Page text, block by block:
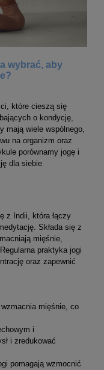
wybrać, aby
które cieszą się
o kondycję,
mają wiele wspólnego,
na organizm oraz
porównamy jogę i
dla siebie.
z Indii, która łączy
Składa się z
mięśnie,
praktyka jogi
oraz zapewnić
mięśnie, co
i
i zredukować
pomagają wzmocnić